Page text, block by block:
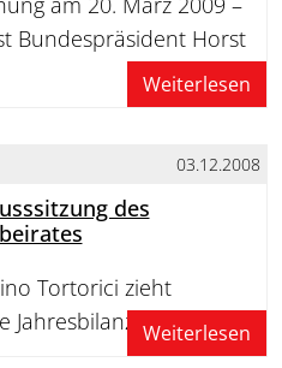
Bundespräsident Horst
Weiterlesen
03.12.2008
des
Tortorici zieht
Jahresbilanz Weiterlesen